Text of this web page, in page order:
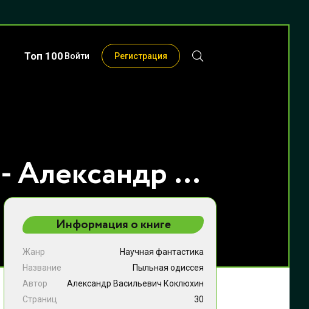
Топ 100 Войти Регистрация
Пыльная одиссея - Александр Васильевич Коклюхин
Информация о книге
Жанр
Научная фантастика
Название
Пыльная одиссея
Автор
Александр Васильевич Коклюхин
Страниц
30